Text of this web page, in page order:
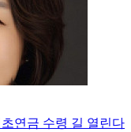
연금 수령 길 열린다